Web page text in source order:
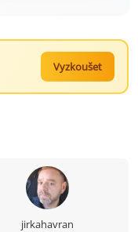
Vyzkoušet
jirkahavran